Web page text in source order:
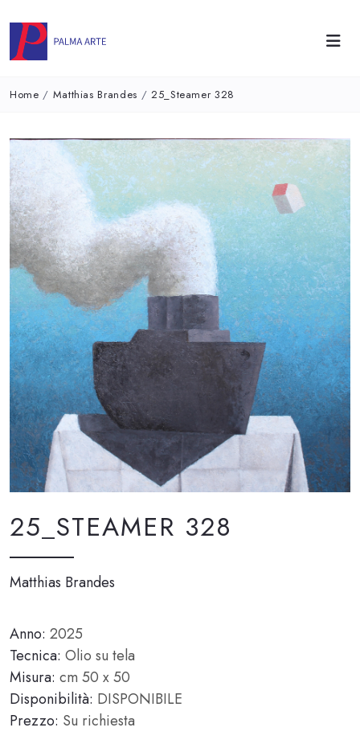
Home / Matthias Brandes / 25_Steamer 328
25_STEAMER 328
Matthias Brandes
Anno: 2025
Tecnica: Olio su tela
Misura: cm 50 x 50
Disponibilità: DISPONIBILE
Prezzo: Su richiesta